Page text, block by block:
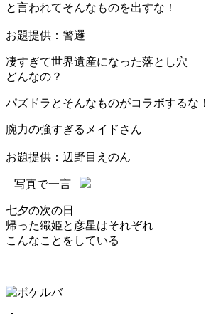
と言われてそんなものを出すな！
お題提供：警邏
凄すぎて世界遺産になった落とし穴
どんなの？
パズドラとそんなものがコラボするな！
腕力の強すぎるメイドさん
お題提供：辺野目えのん
写真で一言
七夕の次の日
帰った織姫と彦星はそれぞれ
こんなことをしている